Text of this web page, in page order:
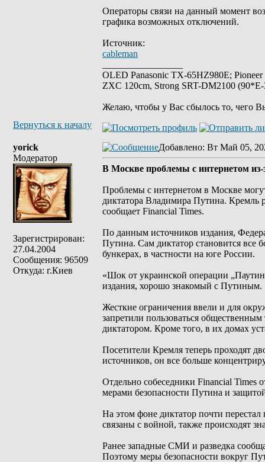
Операторы связи на данный момент
графика возможных отключений.
Источник:
cableman
OLED Panasonic TX-65HZ980E;
ZXC 120cm, Strong SRT-DM2100
Желаю, чтобы у Вас сбылось то, чего
Вернуться к началу
yorick
Модератор
Зарегистрирован:
27.04.2004
Сообщения: 96509
Откуда: г.Киев
Добавлено: Вт Май 05,
В Москве проблемы с интернетом
Проблемы с интернетом в Москве
диктатора Владимира Путина. Кремль
сообщает Financial Times.
По данным источников издания,
Путина. Сам диктатор становится все
бункерах, в частности на юге России.
«Шок от украинской операции
издания, хорошо знакомый с Путиным.
Жесткие ограничения ввели и для
запретили пользоваться
диктатором. Кроме того, в их домах
Посетители Кремля теперь проходят
источников, он все больше
Отдельно собеседники Financial Times
мерами безопасности Путина и
На этом фоне диктатор почти
связаны с войной, также происходят
Ранее западные СМИ и разведка
Поэтому меры безопасности вокруг